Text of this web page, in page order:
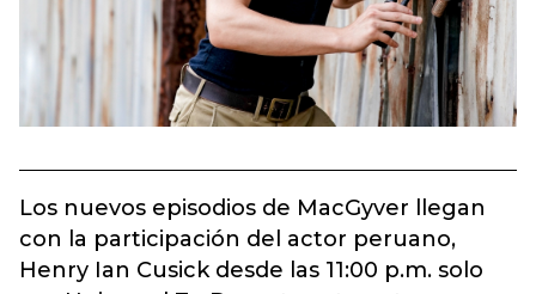
Los nuevos episodios de MacGyver llegan
con la participación del actor peruano,
Henry Ian Cusick desde las 11:00 p.m. solo